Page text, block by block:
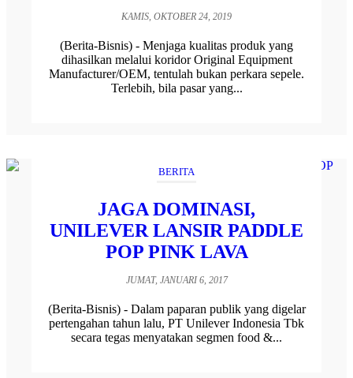
KAMIS, OKTOBER 24, 2019
(Berita-Bisnis) - Menjaga kualitas produk yang
dihasilkan melalui koridor Original Equipment
Manufacturer/OEM, tentulah bukan perkara sepele.
Terlebih, bila pasar yang...
BERITA
JAGA DOMINASI,
UNILEVER LANSIR PADDLE
POP PINK LAVA
JUMAT, JANUARI 6, 2017
(Berita-Bisnis) - Dalam paparan publik yang digelar
pertengahan tahun lalu, PT Unilever Indonesia Tbk
secara tegas menyatakan segmen food &...